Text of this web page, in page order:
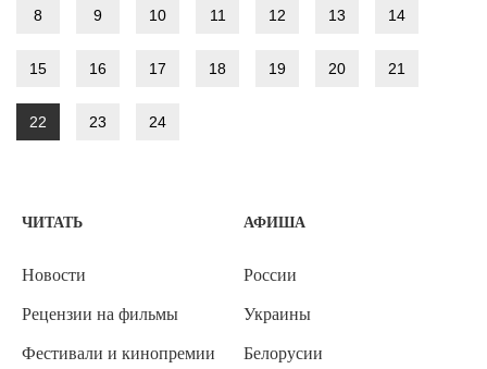
8 9 10 11 12 13 14
15 16 17 18 19 20 21
22 23 24
ЧИТАТЬ
Новости
Рецензии на фильмы
Фестивали и кинопремии
АФИША
России
Украины
Белорусии